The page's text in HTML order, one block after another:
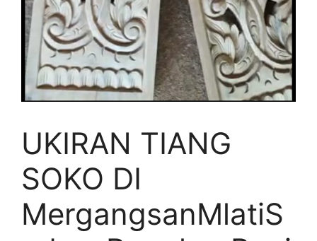
UKIRAN TIANG
SOKO DI
MergangsanMlatiS